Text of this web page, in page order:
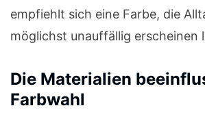
empfiehlt sich eine Farbe, die
möglichst unauffällig erscheinen
Die Materialien
Farbwahl